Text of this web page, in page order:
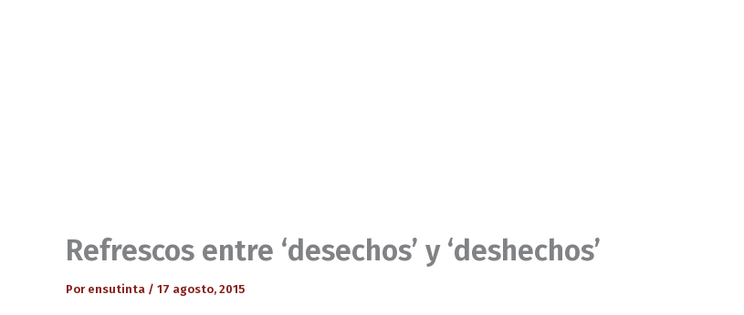
Refrescos entre ‘desechos’ y ‘deshechos’
Por ensutinta / 17 agosto, 2015